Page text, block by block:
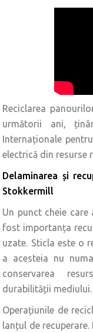
Reciclarea
următorii ani,
Internaționale
electrică din resurse
Delaminarea și
Stokkermill
Un punct cheie care
fost importanța
uzate. Sticla este o
a acesteia nu
conservarea
durabilității mediului.
Operațiunile de
lanțul de